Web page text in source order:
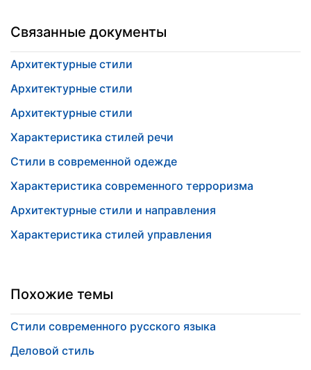
Связанные документы
Архитектурные стили
Архитектурные стили
Архитектурные стили
Характеристика стилей речи
Стили в современной одежде
Характеристика современного терроризма
Архитектурные стили и направления
Характеристика стилей управления
Похожие темы
Стили современного русского языка
Деловой стиль